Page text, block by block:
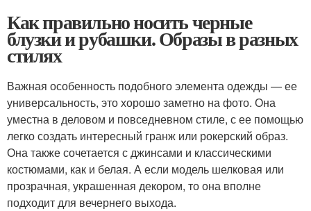
Как правильно носить черные
блузки и рубашки. Образы в разных
стилях
Важная особенность подобного элемента одежды — ее
универсальность, это хорошо заметно на фото. Она
уместна в деловом и повседневном стиле, с ее помощью
легко создать интересный гранж или рокерский образ.
Она также сочетается с джинсами и классическими
костюмами, как и белая. А если модель шелковая или
прозрачная, украшенная декором, то она вполне
подходит для вечернего выхода.